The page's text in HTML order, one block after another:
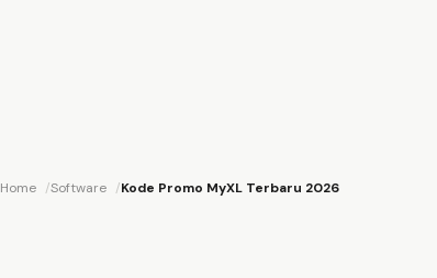
Home Software Kode Promo MyXL Terbaru 2026